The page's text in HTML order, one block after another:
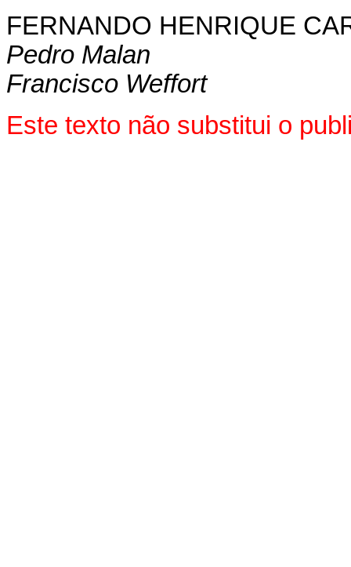
FERNANDO HENRIQUE
Pedro Malan
Francisco Weffort
Este texto não substitui o